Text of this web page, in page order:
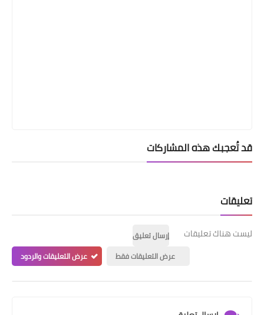
قد تُعجبك هذه المشاركات
تعليقات
ليست هناك تعليقات
إرسال تعليق
عرض التعليقات فقط
عرض التعليقات والردود